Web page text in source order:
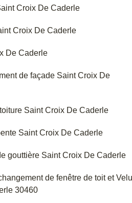
Croix De Caderle
Croix De Caderle
De Caderle
de façade Saint Croix De
Saint Croix De Caderle
Saint Croix De Caderle
gouttière Saint Croix De Caderle
de fenêtre de toit et
30460